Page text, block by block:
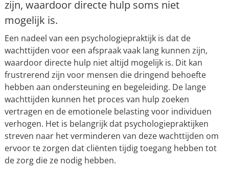
zijn, waardoor directe hulp soms niet
mogelijk is.
Een nadeel van een psychologiepraktijk is dat de
wachttijden voor een afspraak vaak lang kunnen zijn,
waardoor directe hulp niet altijd mogelijk is. Dit kan
frustrerend zijn voor mensen die dringend behoefte
hebben aan ondersteuning en begeleiding. De lange
wachttijden kunnen het proces van hulp zoeken
vertragen en de emotionele belasting voor individuen
verhogen. Het is belangrijk dat psychologiepraktijken
streven naar het verminderen van deze wachttijden om
ervoor te zorgen dat cliënten tijdig toegang hebben tot
de zorg die ze nodig hebben.